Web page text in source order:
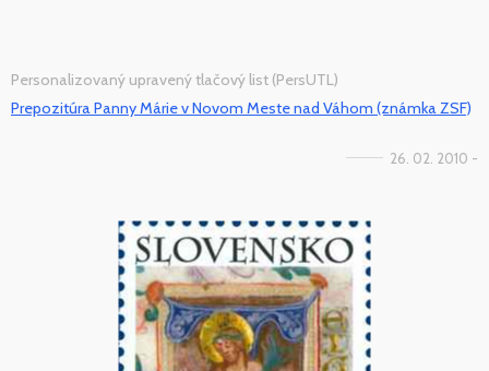
Personalizovaný upravený tlačový list (PersUTL)
Prepozitúra Panny Márie v Novom Meste nad Váhom (známka ZSF)
26. 02. 2010 -